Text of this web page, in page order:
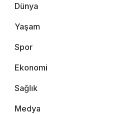
Dünya
Yaşam
Spor
Ekonomi
Sağlık
Medya